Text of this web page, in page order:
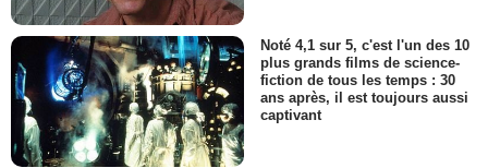
Noté 4,1 sur 5, c'est l'un des 10
plus grands films de science-
fiction de tous les temps : 30
ans après, il est toujours aussi
captivant